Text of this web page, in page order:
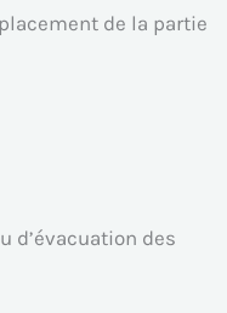
de la partie
d’évacuation des